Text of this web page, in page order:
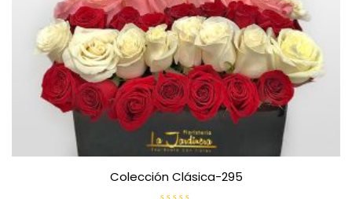
Colección Clásica-295